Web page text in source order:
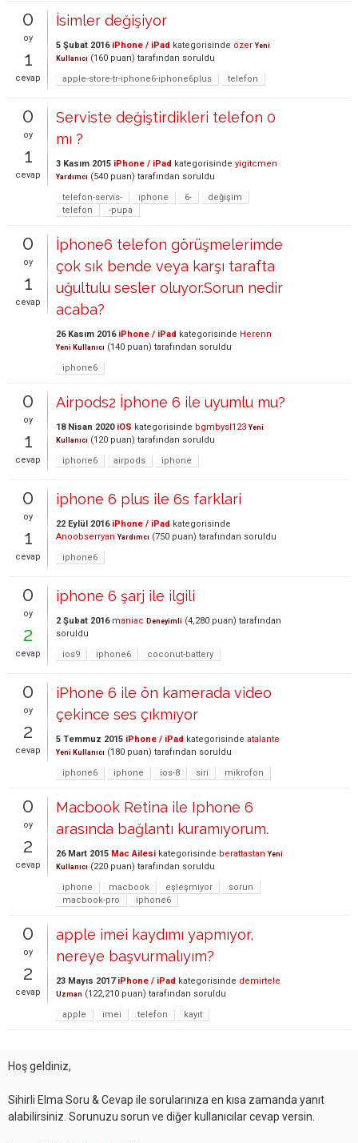
0
oy
1
cevap
İsimler değişiyor
5 Şubat 2016 iPhone / iPad kategorisinde özer Yeni
Kullanıcı (160 puan) tarafından soruldu
apple-store-tr-iphone6-iphone6plus
telefon
0
oy
1
cevap
Serviste değiştirdikleri telefon 0
mı ?
3 Kasım 2015 iPhone / iPad kategorisinde yigitcmen
Yardımcı (540 puan) tarafından soruldu
telefon-servis-
iphone 6-
değişim
telefon
-pupa
0
oy
1
cevap
İphone6 telefon görüşmelerimde
çok sık bende veya karşı tarafta
uğultulu sesler oluyor.Sorun nedir
acaba?
26 Kasım 2016 iPhone / iPad kategorisinde Herenn
Yeni Kullanıcı (140 puan) tarafından soruldu
iphone6
0
oy
1
cevap
Airpods2 İphone 6 ile uyumlu mu?
18 Nisan 2020 iOS kategorisinde bgmbysl123 Yeni
Kullanıcı (120 puan) tarafından soruldu
iphone6
airpods iphone
0
oy
1
cevap
iphone 6 plus ile 6s farklari
22 Eylül 2016 iPhone / iPad kategorisinde
Anoobserryan Yardımcı (750 puan) tarafından soruldu
iphone6
0
oy
2
cevap
iphone 6 şarj ile ilgili
2 Şubat 2016 maniac Deneyimli (4,280 puan) tarafından
soruldu
ios9
iphone6 coconut-battery
0
oy
2
cevap
iPhone 6 ile ön kamerada video
çekince ses çıkmıyor
5 Temmuz 2015 iPhone / iPad kategorisinde atalante
Yeni Kullanıcı (180 puan) tarafından soruldu
iphone6
iphone ios-8 siri mikrofon
0
oy
2
cevap
Macbook Retina ile Iphone 6
arasında bağlantı kuramıyorum.
26 Mart 2015 Mac Ailesi kategorisinde berattastan Yeni
Kullanıcı (220 puan) tarafından soruldu
iphone
macbook eşleşmiyor
sorun
macbook-pro
iphone6
0
oy
2
cevap
apple imei kaydımı yapmıyor,
nereye başvurmalıyım?
23 Mayıs 2017 iPhone / iPad kategorisinde demirtele
Uzman (122,210 puan) tarafından soruldu
apple
imei telefon kayıt
Hoş geldiniz,
Sihirli Elma Soru & Cevap ile sorularınıza en kısa zamanda yanıt
alabilirsiniz. Sorunuzu sorun ve diğer kullanıcılar cevap versin.